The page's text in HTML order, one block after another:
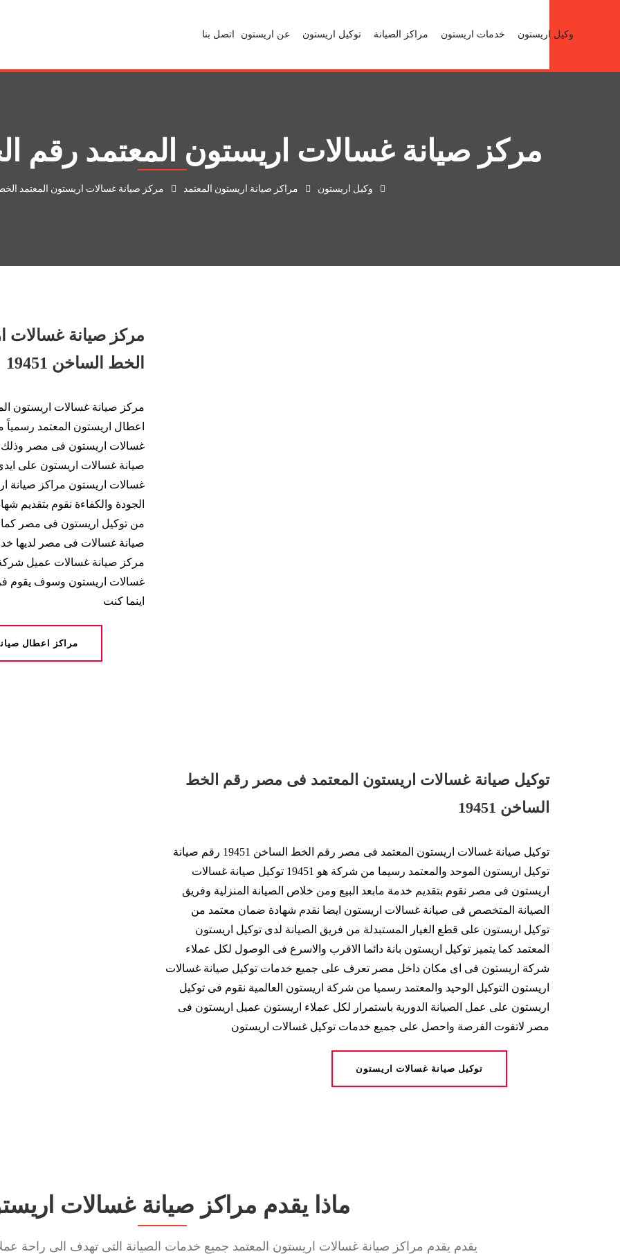
وكيل اريستون خدمات اريستون مراكز الصيانة توكيل اريستون عن اريستون اتصل بنا
مركز صيانة غسالات اريستون المعتمد رقم
وكيل اريستون مراكز صيانة اريستون المعتمد مركز صيانة غسالات اريستون المعتمد الخط
مركز صيانة غسالات
الخط الساخن 19451
اعطال اريستون المعتمد
غسالات اريستون فى مصر وذلك
صيانة غسالات اريستون على
غسالات اريستون مراكز صيانة
الجودة والكفاءة نقوم بتقديم
من توكيل اريستون فى مصر كما
صيانة غسالات فى مصر لديها
مركز صيانة غسالات عميل
غسالات اريستون وسوف يقوم
اينما كنت
مراكز اعطال
توكيل صيانة غسالات اريستون المعتمد فى مصر رقم الخط
الساخن 19451
توكيل صيانة غسالات اريستون المعتمد فى مصر رقم الخط الساخن 19451 رقم صيانة
توكيل اريستون الموحد والمعتمد رسيما من شركة هو 19451 توكيل صيانة غسالات
اريستون فى مصر نقوم بتقديم خدمة مابعد البيع ومن خلاص الصيانة المنزلية وفريق
الصيانة المتخصص فى صيانة غسالات اريستون ايضا نقدم شهادة ضمان معتمد من
توكيل اريستون على قطع الغيار المستبدلة من فريق الصيانة لدى توكيل اريستون
المعتمد كما يتميز توكيل اريستون بانة دائما الاقرب والاسرع فى الوصول لكل عملاء
شركة اريستون فى اى مكان داخل مصر تعرف على جميع خدمات توكيل صيانة غسالات
اريستون التوكيل الوحيد والمعتمد رسميا من شركة اريستون العالمية نقوم فى توكيل
اريستون على عمل الصيانة الدورية باستمرار لكل عملاء اريستون عميل اريستون فى
مصر لاتفوت الفرصة واحصل على جميع خدمات توكيل غسالات اريستون
توكيل صيانة غسالات اريستون
ماذا يقدم مراكز صيانة غسالات
يقدم يقدم مراكز صيانة غسالات اريستون المعتمد جميع خدمات الصيانة التى تهدف الى راحة